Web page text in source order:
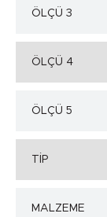
ÖLÇÜ 3
ÖLÇÜ 4
ÖLÇÜ 5
TİP
MALZEME